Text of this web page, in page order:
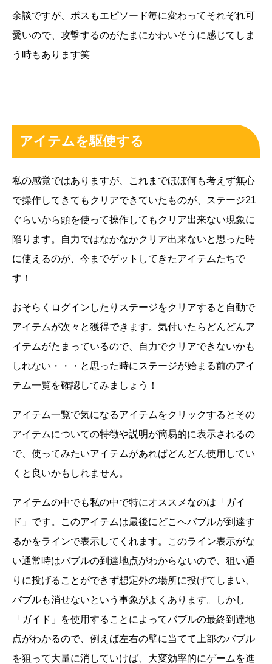
余談ですが、ボスもエピソード毎に変わってそれぞれ可
愛いので、攻撃するのがたまにかわいそうに感じてしま
う時もあります笑
アイテムを駆使する
私の感覚ではありますが、これまでほぼ何も考えず無心
で操作してきてもクリアできていたものが、ステージ21
ぐらいから頭を使って操作してもクリア出来ない現象に
陥ります。自力ではなかなかクリア出来ないと思った時
に使えるのが、今までゲットしてきたアイテムたちで
す！
おそらくログインしたりステージをクリアすると自動で
アイテムが次々と獲得できます。気付いたらどんどんア
イテムがたまっているので、自力でクリアできないかも
しれない・・・と思った時にステージが始まる前のアイ
テム一覧を確認してみましょう！
アイテム一覧で気になるアイテムをクリックするとその
アイテムについての特徴や説明が簡易的に表示されるの
で、使ってみたいアイテムがあればどんどん使用してい
くと良いかもしれません。
アイテムの中でも私の中で特にオススメなのは「ガイ
ド」です。このアイテムは最後にどこへバブルが到達す
るかをラインで表示してくれます。このライン表示がな
い通常時はバブルの到達地点がわからないので、狙い通
りに投げることができず想定外の場所に投げてしまい、
バブルも消せないという事象がよくあります。しかし
「ガイド」を使用することによってバブルの最終到達地
点がわかるので、例えば左右の壁に当てて上部のバブル
を狙って大量に消していけば、大変効率的にゲームを進